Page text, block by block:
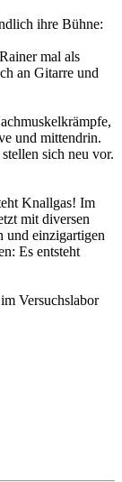
ihre Bühne:
mal als
an Gitarre und
und mittendrin.
sich neu vor.
Knallgas! Im
mit diversen
und einzigartigen
Es entsteht
Versuchslabor